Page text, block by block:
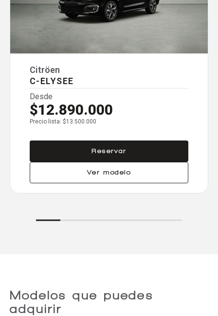
Citröen
C-ELYSEE
Desde
$12.890.000
Precio lista: $13.500.000
Reservar
Ver modelo
Modelos que puedes
adquirir